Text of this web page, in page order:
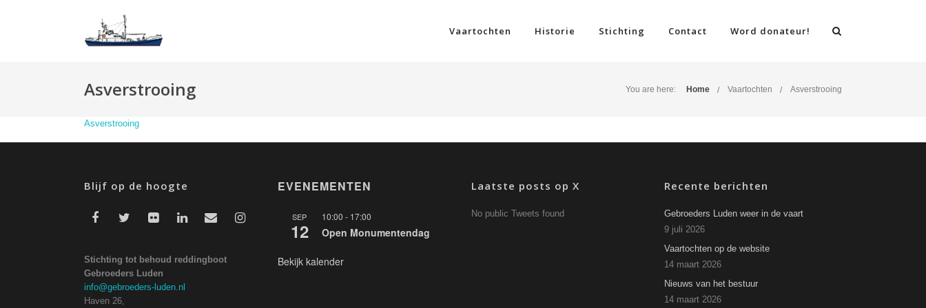
Vaartochten Historie Stichting Contact Word donateur!
Asverstrooing You are here: Home Vaartochten Asverstrooing
Asverstrooing
Blijf op de hoogte
Stichting tot behoud reddingboot
Gebroeders Luden
info@gebroeders-luden.nl
Haven 26,
EVENEMENTEN
SEP
12
10:00 - 17:00
Open Monumentendag
Bekijk kalender
Laatste posts op X
No public Tweets found
Recente berichten
Gebroeders Luden weer in de vaart
9 juli 2026
Vaartochten op de website
14 maart 2026
Nieuws van het bestuur
14 maart 2026